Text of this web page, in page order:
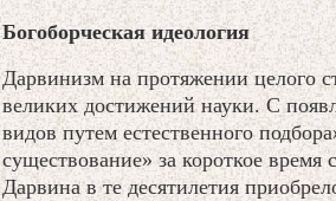
Богоборческая идеология
Дарвинизм на протяжении целого
великих достижений науки. С
видов путем естественного
существование» за короткое
Дарвина в те десятилетия